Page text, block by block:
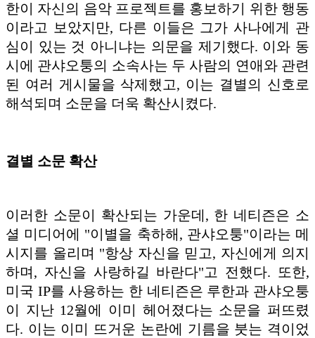
한이 자신의 음악 프로젝트를 홍보하기 위한 행동
이라고 보았지만, 다른 이들은 그가 사나에게 관
심이 있는 것 아니냐는 의문을 제기했다. 이와 동
시에 관샤오퉁의 소속사는 두 사람의 연애와 관련
된 여러 게시물을 삭제했고, 이는 결별의 신호로
해석되며 소문을 더욱 확산시켰다.
결별 소문 확산
이러한 소문이 확산되는 가운데, 한 네티즌은 소
셜 미디어에 "이별을 축하해, 관샤오퉁"이라는 메
시지를 올리며 "항상 자신을 믿고, 자신에게 의지
하며, 자신을 사랑하길 바란다"고 전했다. 또한,
미국 IP를 사용하는 한 네티즌은 루한과 관샤오퉁
이 지난 12월에 이미 헤어졌다는 소문을 퍼뜨렸
다. 이는 이미 뜨거운 논란에 기름을 붓는 격이었